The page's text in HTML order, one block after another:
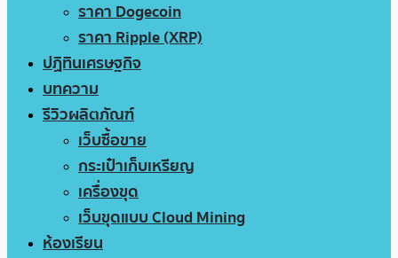
ราคา Dogecoin
ราคา Ripple (XRP)
ปฏิทินเศรษฐกิจ
บทความ
รีวิวผลิตภัณฑ์
เว็บซื้อขาย
กระเป๋าเก็บเหรียญ
เครื่องขุด
เว็บขุดแบบ Cloud Mining
ห้องเรียน